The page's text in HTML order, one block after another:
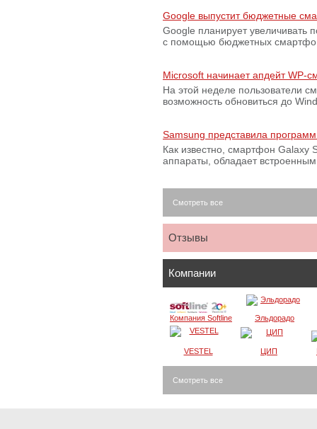
Google выпустит бюджетные
Google планирует увеличивать
с помощью бюджетных
Microsoft начинает апдейт WP-
На этой неделе пользователи
возможность обновиться до
Samsung представила
Как известно, смартфон Galaxy
аппараты, обладает
Смотреть все
Отзывы
Компании
Компания Softline Эльдорадо
VESTEL ЦИП
Смотреть все